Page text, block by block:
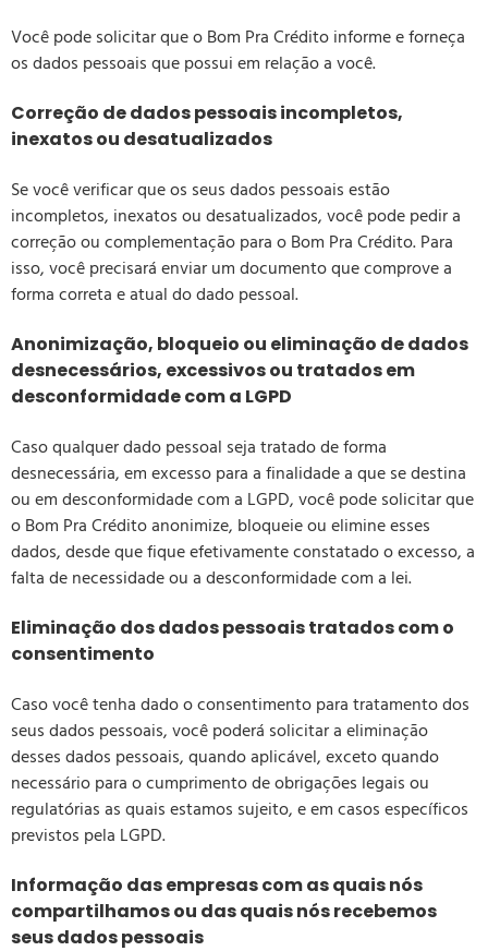
Você pode solicitar que o Bom Pra Crédito informe e forneça
os dados pessoais que possui em relação a você.
Correção de dados pessoais incompletos,
inexatos ou desatualizados
Se você verificar que os seus dados pessoais estão
incompletos, inexatos ou desatualizados, você pode pedir a
correção ou complementação para o Bom Pra Crédito. Para
isso, você precisará enviar um documento que comprove a
forma correta e atual do dado pessoal.
Anonimização, bloqueio ou eliminação de dados
desnecessários, excessivos ou tratados em
desconformidade com a LGPD
Caso qualquer dado pessoal seja tratado de forma
desnecessária, em excesso para a finalidade a que se destina
ou em desconformidade com a LGPD, você pode solicitar que
o Bom Pra Crédito anonimize, bloqueie ou elimine esses
dados, desde que fique efetivamente constatado o excesso, a
falta de necessidade ou a desconformidade com a lei.
Eliminação dos dados pessoais tratados com o
consentimento
Caso você tenha dado o consentimento para tratamento dos
seus dados pessoais, você poderá solicitar a eliminação
desses dados pessoais, quando aplicável, exceto quando
necessário para o cumprimento de obrigações legais ou
regulatórias as quais estamos sujeito, e em casos específicos
previstos pela LGPD.
Informação das empresas com as quais nós
compartilhamos ou das quais nós recebemos
seus dados pessoais